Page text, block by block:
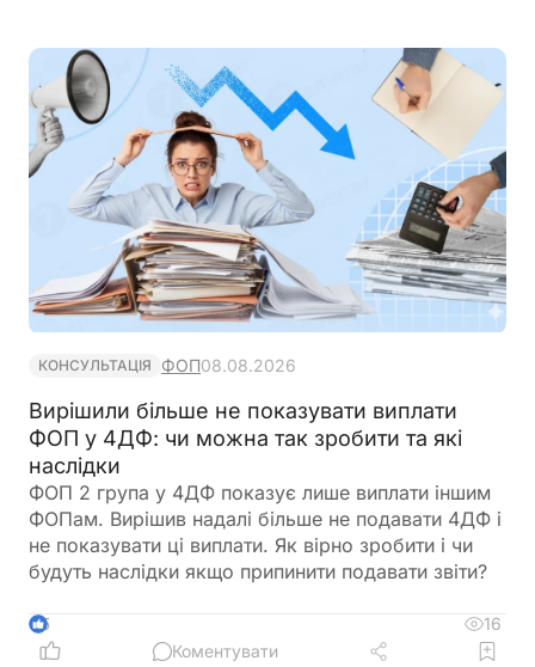
банку?
КОНСУЛЬТАЦІЯ ФОП08.08.2026
Вирішили більше не показувати виплати
ФОП у 4ДФ: чи можна так зробити та які
наслідки
ФОП 2 група у 4ДФ показує лише виплати іншим
ФОПам. Вирішив надалі більше не подавати 4ДФ і
не показувати ці виплати. Як вірно зробити і чи
будуть наслідки якщо припинити подавати звіти?
5
16
Коментувати